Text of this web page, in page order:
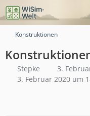
Konstruktionen
Stepke
3.
3. Februar 2020 um